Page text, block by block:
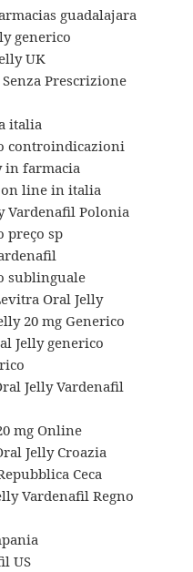
guadalajara
generico
UK
Prescrizione
italia
controindicazioni
in farmacia
line in italia
Vardenafil Polonia
preço sp
sublinguale
Oral Jelly
20 mg Generico
Jelly generico
Jelly Vardenafil
mg Online
Jelly Croazia
Ceca
Vardenafil Regno
US